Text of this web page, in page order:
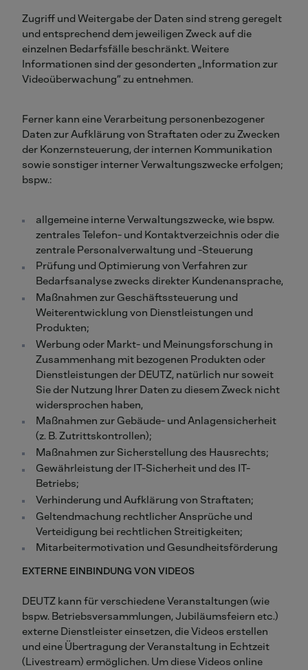
Zugriff und Weitergabe der Daten sind streng geregelt
und entsprechend dem jeweiligen Zweck auf die
einzelnen Bedarfsfälle beschränkt. Weitere
Informationen sind der gesonderten „Information zur
Videoüberwachung“ zu entnehmen.
Ferner kann eine Verarbeitung personenbezogener
Daten zur Aufklärung von Straftaten oder zu Zwecken
der Konzernsteuerung, der internen Kommunikation
sowie sonstiger interner Verwaltungszwecke erfolgen;
bspw.:
allgemeine interne Verwaltungszwecke, wie bspw.
zentrales Telefon- und Kontaktverzeichnis oder die
zentrale Personalverwaltung und -Steuerung
Prüfung und Optimierung von Verfahren zur
Bedarfsanalyse zwecks direkter Kundenansprache,
Maßnahmen zur Geschäftssteuerung und
Weiterentwicklung von Dienstleistungen und
Produkten;
Werbung oder Markt- und Meinungsforschung in
Zusammenhang mit bezogenen Produkten oder
Dienstleistungen der DEUTZ, natürlich nur soweit
Sie der Nutzung Ihrer Daten zu diesem Zweck nicht
widersprochen haben,
Maßnahmen zur Gebäude- und Anlagensicherheit
(z. B. Zutrittskontrollen);
Maßnahmen zur Sicherstellung des Hausrechts;
Gewährleistung der IT-Sicherheit und des IT-
Betriebs;
Verhinderung und Aufklärung von Straftaten;
Geltendmachung rechtlicher Ansprüche und
Verteidigung bei rechtlichen Streitigkeiten;
Mitarbeitermotivation und Gesundheitsförderung
EXTERNE EINBINDUNG VON VIDEOS
DEUTZ kann für verschiedene Veranstaltungen (wie
bspw. Betriebsversammlungen, Jubiläumsfeiern etc.)
externe Dienstleister einsetzen, die Videos erstellen
und eine Übertragung der Veranstaltung in Echtzeit
(Livestream) ermöglichen. Um diese Videos online